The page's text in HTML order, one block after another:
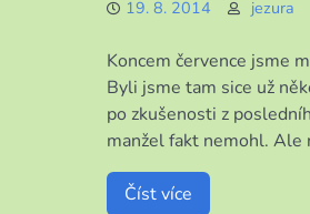
19. 8. 2014 jezura
Koncem července jsme
Byli jsme tam sice už
po zkušenosti z
manžel fakt nemohl. Ale
Číst více